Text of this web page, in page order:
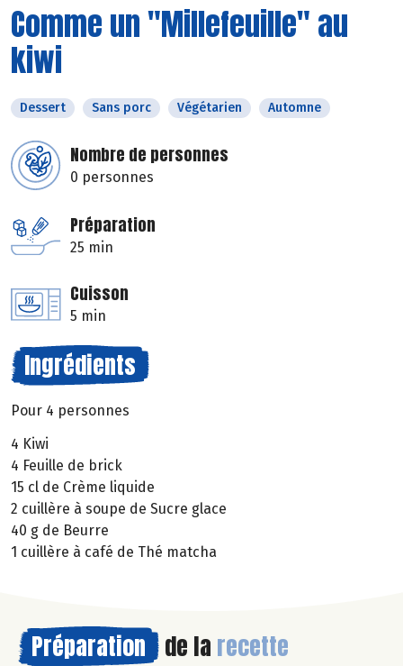
Comme un "Millefeuille" au
kiwi
Dessert Sans porc Végétarien Automne
Nombre de personnes
0 personnes
Préparation
25 min
Cuisson
5 min
Ingrédients
Pour 4 personnes
4 Kiwi
4 Feuille de brick
15 cl de Crème liquide
2 cuillère à soupe de Sucre glace
40 g de Beurre
1 cuillère à café de Thé matcha
Préparation de la recette